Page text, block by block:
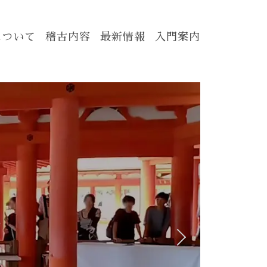
いて 稽古内容 最新情報 入門案内